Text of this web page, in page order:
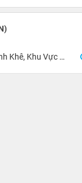
Khu Vực Lân Cận Đà Nẵng